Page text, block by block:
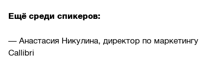
Ещё среди спикеров:
— Анастасия Никулина, директор по маркетингу
Callibri